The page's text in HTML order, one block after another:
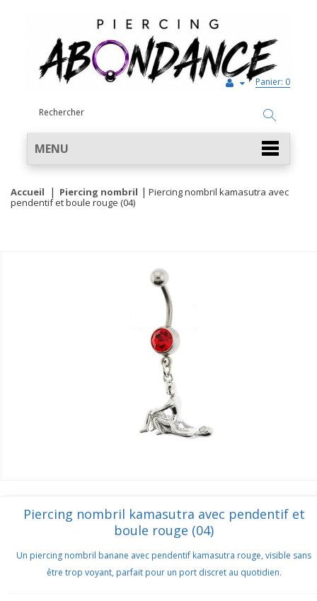
Panier: 0
MENU
Accueil Piercing nombril
Piercing nombril kamasutra avec
pendentif et boule rouge (04)
Piercing nombril kamasutra avec pendentif et
boule rouge (04)
Un piercing nombril banane avec pendentif kamasutra rouge, visible sans
être trop voyant, parfait pour un port discret au quotidien.